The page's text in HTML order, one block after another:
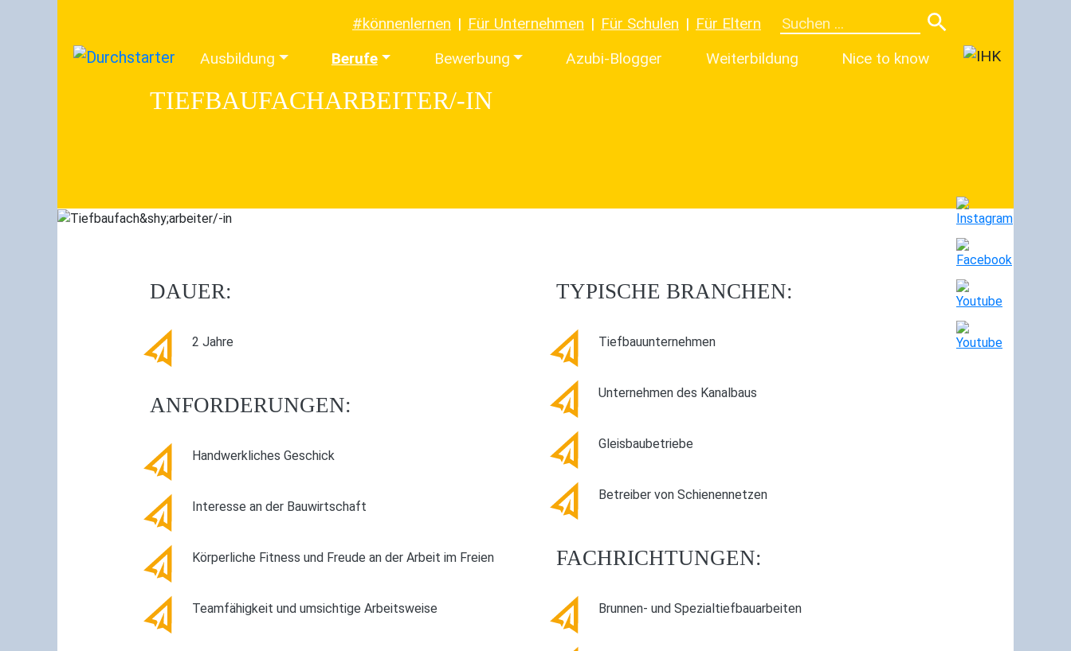
#könnenlernen Für Unternehmen Für Schulen
Für Eltern
Ausbildung
Berufe Bewerbung Azubi-Blogger Weiterbildung Nice to know
TIEFBAUFACH­ARBEITER/-IN
DAUER:
2 Jahre
ANFORDERUNGEN:
Handwerkliches Geschick
Interesse an der Bauwirtschaft
Körperliche Fitness und Freude an der Arbeit im Freien
Teamfähigkeit und umsichtige Arbeitsweise
TYPISCHE BRANCHEN:
Tiefbauunternehmen
Unternehmen des Kanalbaus
Gleisbaubetriebe
Betreiber von Schienennetzen
FACHRICHTUNGEN:
Brunnen- und Spezialtiefbauarbeiten